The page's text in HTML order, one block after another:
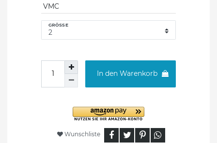
VMC
GRÖSSE
In den Warenkorb
Wunschliste